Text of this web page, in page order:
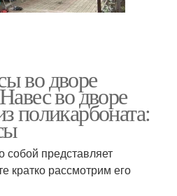
во дворе
во дворе
поликарбоната:
собой представляет
кратко рассмотрим его